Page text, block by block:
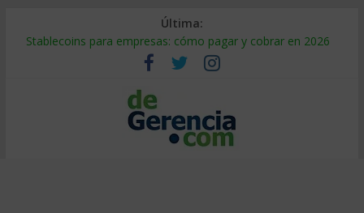
Última:
Stablecoins para empresas: cómo pagar y cobrar en 2026
Despido silencioso: qué es y por qué sale tan caro
IA en selección de personal: cómo auditarla a tiempo
Trabajo forzoso en la cadena de suministro: qué hacer
Mercado hispano de EE. UU.: cómo segmentarlo y venderle